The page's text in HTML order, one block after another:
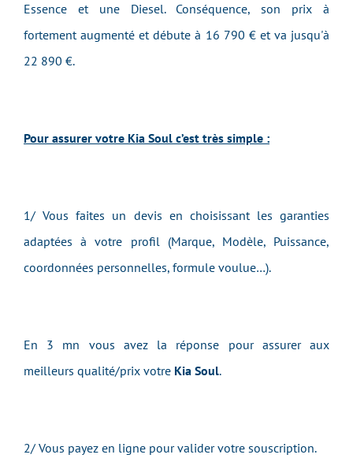
Essence et une Diesel. Conséquence, son prix à
fortement augmenté et débute à 16 790 € et va jusqu'à
22 890 €.
Pour assurer votre Kia Soul c’est très simple :
1/ Vous faites un devis en choisissant les garanties
adaptées à votre profil (Marque, Modèle, Puissance,
coordonnées personnelles, formule voulue…).
En 3 mn vous avez la réponse pour assurer aux
meilleurs qualité/prix votre Kia Soul.
2/ Vous payez en ligne pour valider votre souscription.